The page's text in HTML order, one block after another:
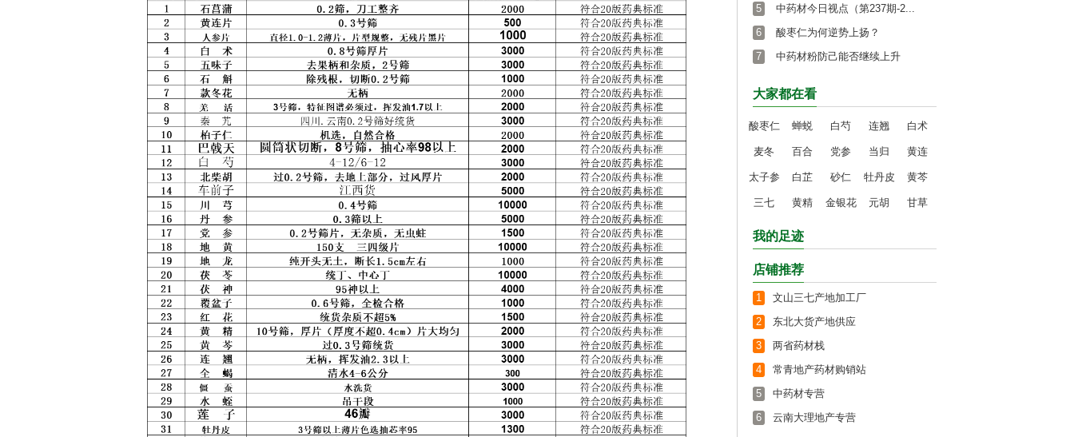
5
中药材今日视点（第237期-2...
6
酸枣仁为何逆势上扬？
7
中药材粉防己能否继续上升
大家都在看
酸枣仁 蝉蜕 白芍 连翘 白术
麦冬 百合 党参 当归 黄连
太子参 白芷 砂仁 牡丹皮 黄芩
三七 黄精 金银花 元胡 甘草
我的足迹
店铺推荐
1
文山三七产地加工厂
2
东北大货产地供应
3
两省药材栈
4
常青地产药材购销站
5
中药材专营
6
云南大理地产专营